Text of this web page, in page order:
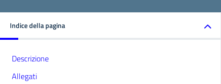
Indice della pagina
Descrizione
Allegati